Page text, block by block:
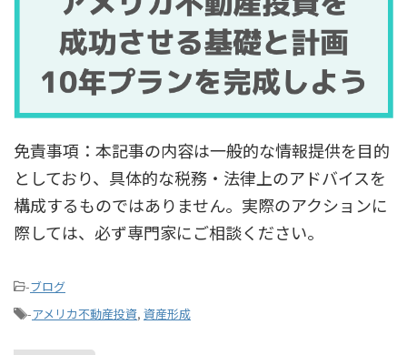
免責事項：本記事の内容は一般的な情報提供を目的
としており、具体的な税務・法律上のアドバイスを
構成するものではありません。実際のアクションに
際しては、必ず専門家にご相談ください。
-ブログ
-アメリカ不動産投資, 資産形成